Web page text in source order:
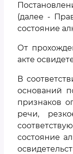
(далее -
состояние
От
акте
В
оснований
признаков
речи,
состояние